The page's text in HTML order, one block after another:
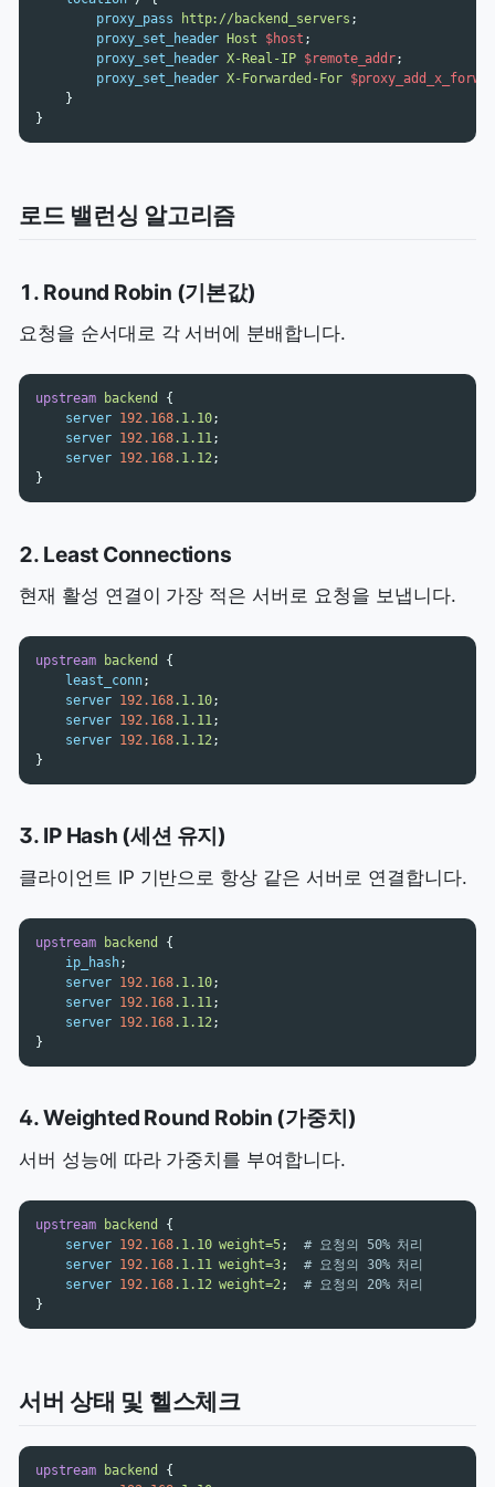
proxy_pass
http://backend_servers ;
proxy_set_header
Host $host ;
proxy_set_header X-Real-IP $remote_addr;
proxy_set_header X-Forwarded-For
}
}
로드 밸런싱 알고리즘
1. Round Robin (기본값)
요청을 순서대로 각 서버에 분배합니다.
upstream backend
{
server 192.168.1.10;
server 192.168.1.11;
server 192.168.1.12;
}
2. Least Connections
현재 활성 연결이 가장 적은 서버로 요청을 보냅니다.
upstream backend
{
least_conn;
server 192.168.1.10;
server 192.168.1.11;
server 192.168.1.12;
}
3. IP Hash (세션 유지)
클라이언트 IP 기반으로 항상 같은 서버로 연결합니다.
upstream backend
{
ip_hash;
server 192.168.1.10;
server 192.168.1.11;
server 192.168.1.12;
}
4. Weighted Round Robin (가중치)
서버 성능에 따라 가중치를 부여합니다.
upstream backend
{
server 192.168.1.10 weight=5;
# 요청의 50% 처리
server 192.168.1.11 weight=3;
# 요청의 30% 처리
server 192.168.1.12 weight=2;
# 요청의 20% 처리
}
서버 상태 및 헬스체크
upstream backend
{